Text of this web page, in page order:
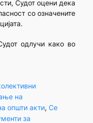
Судот оцени дека
со означените
одлучи како во
на
општи акти, Се
за